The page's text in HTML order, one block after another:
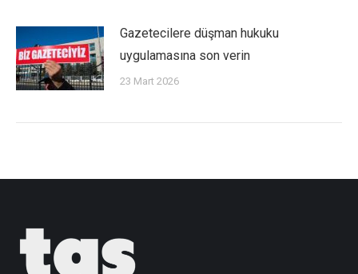
Gazetecilere düşman hukuku
uygulamasına son verin
23 Mart 2026